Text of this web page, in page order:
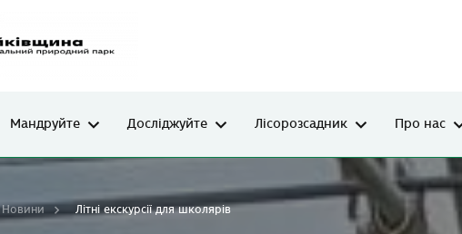
Мандруйте Досліджуйте Лісорозсадник Про нас
Новини Літні екскурсії для школярів